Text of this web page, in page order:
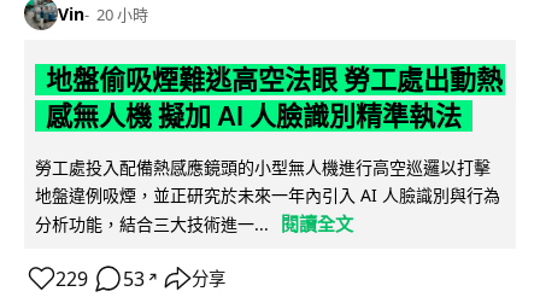
Vin 20 小時
地盤偷吸煙難逃高空法眼 勞工處出動熱
感無人機 擬加 AI 人臉識別精準執法
勞工處投入配備熱感應鏡頭的小型無人機進行高空巡邏以打擊
地盤違例吸煙，並正研究於未來一年內引入 AI 人臉識別與行為
分析功能，結合三大技術進一...
閱讀全文
229 53 ↗ 分享